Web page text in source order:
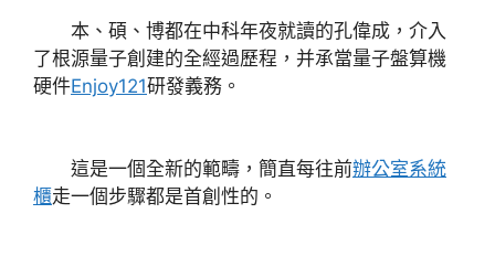
本、碩、博都在中科年夜就讀的孔偉成，介入
了根源量子創建的全經過歷程，并承當量子盤算機
硬件Enjoy121研發義務。
這是一個全新的範疇，簡直每往前辦公室系統
櫃走一個步驟都是首創性的。